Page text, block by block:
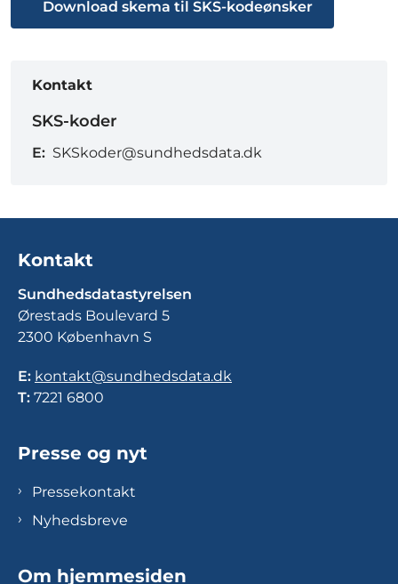
Download skema til SKS-kodeønsker
Kontakt
SKS-koder
E: SKSkoder@sundhedsdata.dk
Kontakt
Sundhedsdatastyrelsen
Ørestads Boulevard 5
2300 København S
E: kontakt@sundhedsdata.dk
T: 7221 6800
Presse og nyt
Pressekontakt
Nyhedsbreve
Om hjemmesiden